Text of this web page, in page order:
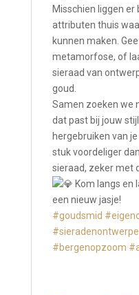
Misschien liggen er
attributen thuis
kunnen maken.
metamorfose, of
sieraad van
goud.
Samen zoeken we
dat past bij jouw
hergebruiken van
stuk voordeliger
sieraad, zeker met
Kom langs en
een nieuw jasje!
#goudsmid
#bergenopzoom